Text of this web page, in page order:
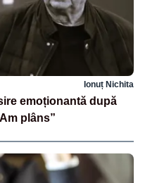
Ionuț Nichita
emoționantă după
plâns”